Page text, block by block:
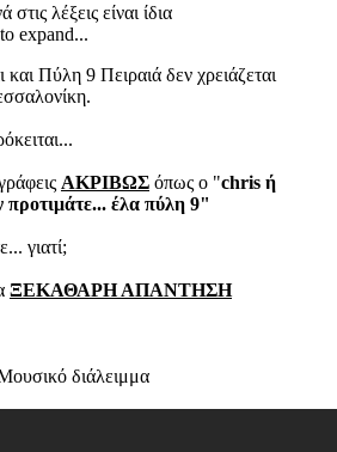
στις λέξεις είναι ίδια
expand...
και Πύλη 9 Πειραιά δεν χρειάζεται
ΑΚΡΙΒΩΣ όπως ο "chris ή
έλα πύλη 9"
γιατί;
ΞΕΚΑΘΑΡΗ ΑΠΑΝΤΗΣΗ
διάλειμμα